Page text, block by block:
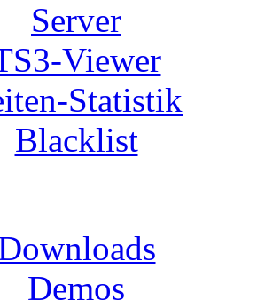
Server
Viewer
Statistik
Blacklist
Demos